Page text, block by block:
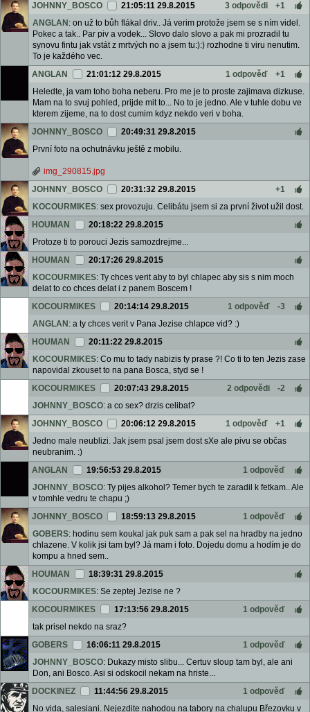
JOHNNY_BOSCO 21:05:11 29.8.2015 3 odpovědi
+1
ANGLAN : on už to bůh flákal driv.. Já verim protože jsem se s ním videl.
Pokec a tak.. Par piv a vodek... Slovo dalo slovo a pak mi prozradil tu
synovu fintu jak vstát z mrtvých no a jsem tu:):) rozhodne ti viru nenutim.
To je každého vec.
ANGLAN
21:01:12 29.8.2015 1 odpověď
+1
Heledte, ja vam toho boha neberu. Pro me je to proste zajimava dizkuse.
Mam na to svuj pohled, prijde mit to... No to je jedno. Ale v tuhle dobu ve
kterem zijeme, na to dost cumim kdyz nekdo veri v boha.
JOHNNY_BOSCO
20:49:31 29.8.2015
První foto na ochutnávku ještě z mobilu.
img_290815.jpg
JOHNNY_BOSCO
20:31:32 29.8.2015
+1
KOCOURMIKES: sex provozuju. Celibátu jsem si za první život užil dost.
HOUMAN
20:18:22 29.8.2015
Protoze ti to porouci Jezis samozdrejme...
HOUMAN
20:17:26 29.8.2015
KOCOURMIKES: Ty chces verit aby to byl chlapec aby sis s nim moch
delat to co chces delat i z panem Boscem !
KOCOURMIKES
20:14:14 29.8.2015 1 odpověď
-3
ANGLAN : a ty chces verit v Pana Jezise chlapce vid? :)
HOUMAN
20:11:22 29.8.2015
KOCOURMIKES: Co mu to tady nabizis ty prase ?! Co ti to ten Jezis zase
napovidal zkouset to na pana Bosca, styd se !
KOCOURMIKES
20:07:43 29.8.2015 2 odpovědi
-2
JOHNNY_BOSCO: a co sex? drzis celibat?
JOHNNY_BOSCO
20:06:12 29.8.2015 1 odpověď
+1
Jedno male neublizi. Jak jsem psal jsem dost sXe ale pivu se občas
neubranim. :)
ANGLAN
19:56:53 29.8.2015
1 odpověď
JOHNNY_BOSCO: Ty pijes alkohol? Temer bych te zaradil k fetkam.. Ale
v tomhle vedru te chapu ;)
JOHNNY_BOSCO
18:59:13 29.8.2015
1 odpověď
GOBERS: hodinu sem koukal jak puk sam a pak sel na hradby na jedno
chlazene. V kolik jsi tam byl? Já mam i foto. Dojedu domu a hodím je do
kompu a hned sem..
HOUMAN
18:39:31 29.8.2015
KOCOURMIKES: Se zeptej Jezise ne ?
KOCOURMIKES
17:13:56 29.8.2015
1 odpověď
tak prisel nekdo na sraz?
GOBERS
16:06:11 29.8.2015
1 odpověď
JOHNNY_BOSCO: Dukazy misto slibu... Certuv sloup tam byl, ale ani
Don, ani Bosco. Asi si odskocil nekam na hriste...
DOCKINEZ
11:44:56 29.8.2015
1 odpověď
No vida, salesiani. Nejezdite nahodou na tabory na chalupu Březovku v